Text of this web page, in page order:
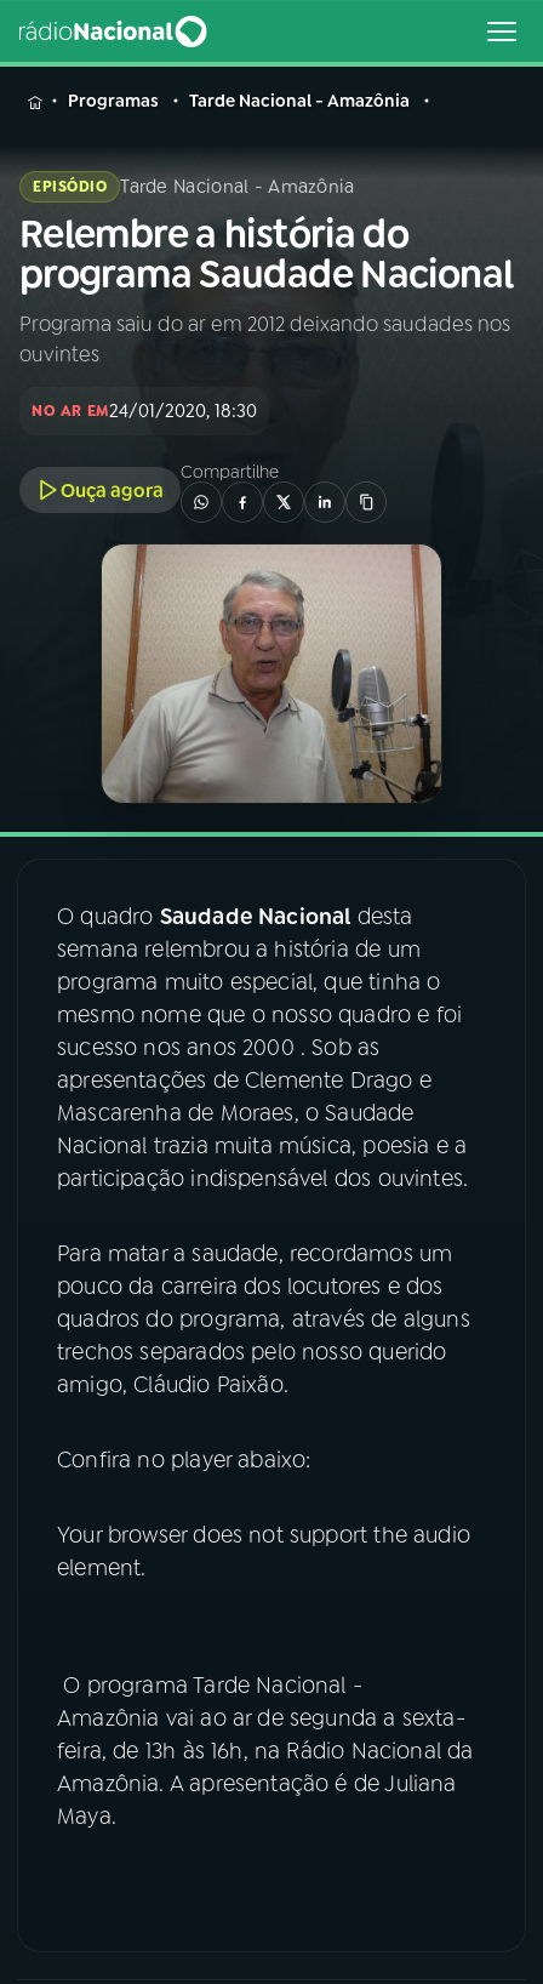
MENU
Buscar
na
Rádio
Nacional
Buscar
PROGRAMAÇÃO
PROGRAMAS
PODCASTS
06VIDEOCASTS
07 ÚLTIMAS
ACOMPANHE A RÁDIO NACIONAL
YouTube Facebook
Instagram X
TikTok
Programas Tarde Nacional - Amazônia
EPISÓDIO Tarde Nacional - Amazônia
Relembre a história do
programa Saudade Nacional
Programa saiu do ar em 2012 deixando saudades nos
ouvintes
NO AR EM24/01/2020, 18:30
Ouça agora
Compartilhe
O quadro Saudade Nacional desta
semana relembrou a história de um
programa muito especial, que tinha o
mesmo nome que o nosso quadro e foi
sucesso nos anos 2000 . Sob as
apresentações de Clemente Drago e
Mascarenha de Moraes, o Saudade
Nacional trazia muita música, poesia e a
participação indispensável dos ouvintes.
Para matar a saudade, recordamos um
pouco da carreira dos locutores e dos
quadros do programa, através de alguns
trechos separados pelo nosso querido
amigo, Cláudio Paixão.
Confira no player abaixo:
Your browser does not support the audio
element.
O programa Tarde Nacional -
Amazônia vai ao ar de segunda a sexta-
feira, de 13h às 16h, na Rádio Nacional da
Amazônia. A apresentação é de Juliana
Maya.